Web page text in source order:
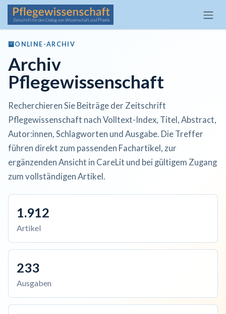
Zum Inhalt springen
ONLINE-ARCHIV
Archiv
Pflegewissenschaft
Recherchieren Sie Beiträge der Zeitschrift
Pflegewissenschaft nach Volltext-Index, Titel, Abstract,
Autor:innen, Schlagworten und Ausgabe. Die Treffer
führen direkt zum passenden Fachartikel, zur
ergänzenden Ansicht in CareLit und bei gültigem Zugang
zum vollständigen Artikel.
1.912
Artikel
233
Ausgaben